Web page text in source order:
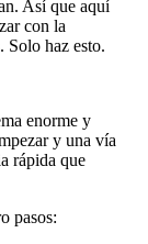
Así que aquí
con la
Solo haz esto.
enorme y
y una vía
rápida que
pasos: